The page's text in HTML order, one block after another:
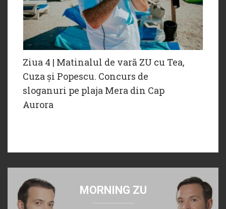
Ziua 4 | Matinalul de vară ZU cu Tea,
Cuza și Popescu. Concurs de
sloganuri pe plaja Mera din Cap
Aurora
MORNING ZU